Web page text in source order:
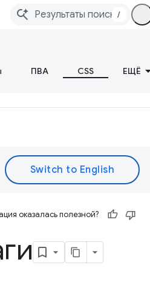
/
ПВА CSS ЕЩЁ
оказалась полезной?